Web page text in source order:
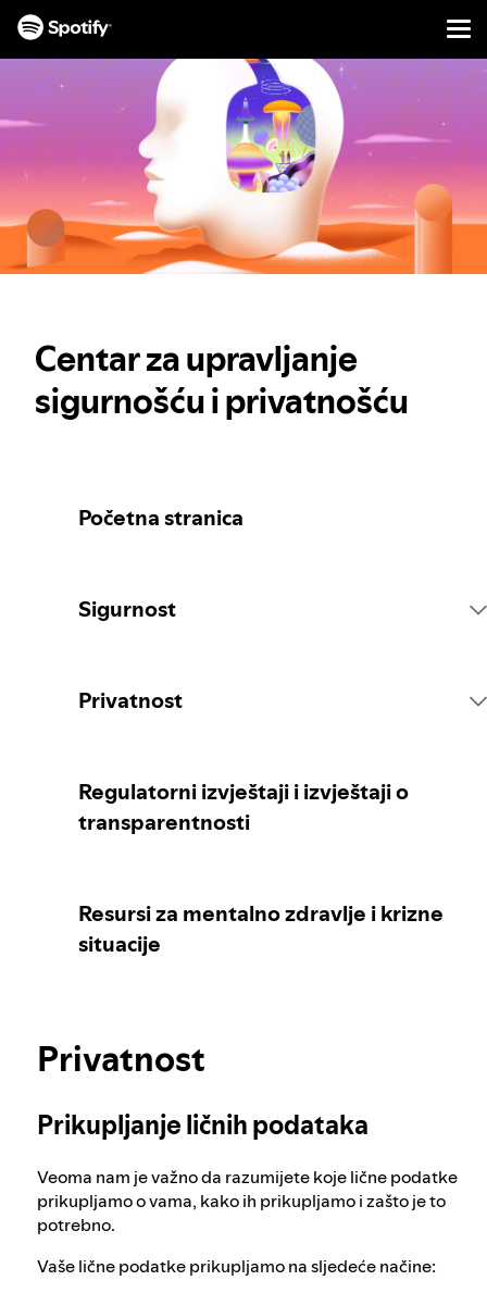
NA
SADRŽAJ
Centar za upravljanje
sigurnošću i privatnošću
Početna stranica
Sigurnost
Prijavljivanje sadržaja
Smjernice za roditelje ili skrbnike
Naš pristup opasnom i obmanjujućem
Privatnost
Vaše kontrole privatnosti
Regulatorni izvještaji i izvještaji o
transparentnosti
Resursi za mentalno zdravlje i krizne
situacije
Privatnost
Prikupljanje ličnih podataka
Veoma nam je važno da razumijete koje lične podatke
prikupljamo o vama, kako ih prikupljamo i zašto je to
potrebno.
Vaše lične podatke prikupljamo na sljedeće načine: